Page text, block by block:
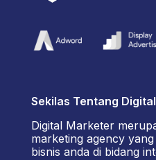
Sekilas Tentang
Digital Marketer
marketing agency
bisnis anda di bidang